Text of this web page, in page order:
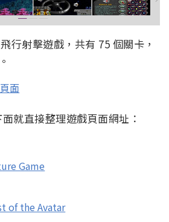
行射擊遊戲，共有 75 個關卡，
面
就直接整理遊戲頁面網址：
Game
of the Avatar